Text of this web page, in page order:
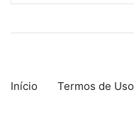
Início Termos de Uso